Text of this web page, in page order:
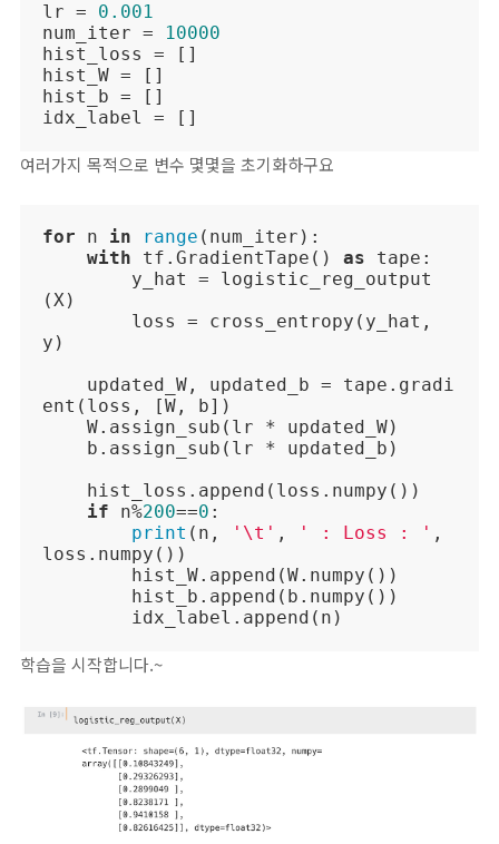
lr = 0.001
num_iter =
10000
hist_loss = []
hist_W = []
hist_b = []
idx_label = []
여러가지 목적으로 변수 몇몇을 초기화하구요
for n in range (num_iter):
with tf.GradientTape() as tape:
(X)
y)
ent(loss, [W, b])
if n%200==0 :
print (n, '\t' , ' : Loss : ' ,
loss.numpy())
        idx_label.append(n)
학습을 시작합니다.~